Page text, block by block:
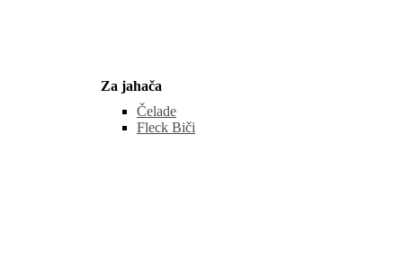
Za jahača
Čelade
Fleck Biči